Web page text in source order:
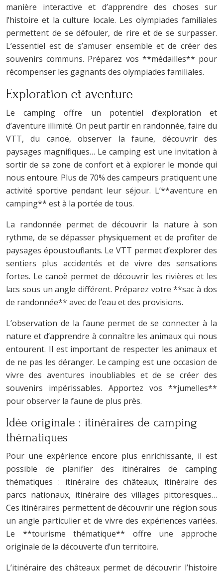
manière interactive et d’apprendre des choses sur
l’histoire et la culture locale. Les olympiades familiales
permettent de se défouler, de rire et de se surpasser.
L’essentiel est de s’amuser ensemble et de créer des
souvenirs communs. Préparez vos **médailles** pour
récompenser les gagnants des olympiades familiales.
Exploration et aventure
Le camping offre un potentiel d’exploration et
d’aventure illimité. On peut partir en randonnée, faire du
VTT, du canoë, observer la faune, découvrir des
paysages magnifiques… Le camping est une invitation à
sortir de sa zone de confort et à explorer le monde qui
nous entoure. Plus de 70% des campeurs pratiquent une
activité sportive pendant leur séjour. L’**aventure en
camping** est à la portée de tous.
La randonnée permet de découvrir la nature à son
rythme, de se dépasser physiquement et de profiter de
paysages époustouflants. Le VTT permet d’explorer des
sentiers plus accidentés et de vivre des sensations
fortes. Le canoë permet de découvrir les rivières et les
lacs sous un angle différent. Préparez votre **sac à dos
de randonnée** avec de l’eau et des provisions.
L’observation de la faune permet de se connecter à la
nature et d’apprendre à connaître les animaux qui nous
entourent. Il est important de respecter les animaux et
de ne pas les déranger. Le camping est une occasion de
vivre des aventures inoubliables et de se créer des
souvenirs impérissables. Apportez vos **jumelles**
pour observer la faune de plus près.
Idée originale : itinéraires de camping
thématiques
Pour une expérience encore plus enrichissante, il est
possible de planifier des itinéraires de camping
thématiques : itinéraire des châteaux, itinéraire des
parcs nationaux, itinéraire des villages pittoresques…
Ces itinéraires permettent de découvrir une région sous
un angle particulier et de vivre des expériences variées.
Le **tourisme thématique** offre une approche
originale de la découverte d’un territoire.
L’itinéraire des châteaux permet de découvrir l’histoire